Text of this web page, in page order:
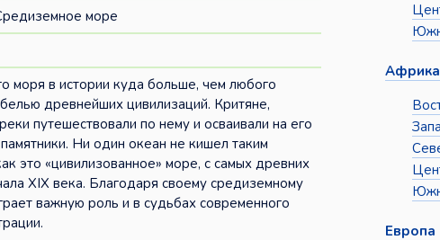
море
моря в истории куда больше, чем любого
древнейших цивилизаций. Критяне,
путешествовали по нему и осваивали на его
Ни один океан не кишел таким
это «цивилизованное» море, с самых древних
XIX века. Благодаря своему средиземному
важную роль и в судьбах современного
Африка
Европа